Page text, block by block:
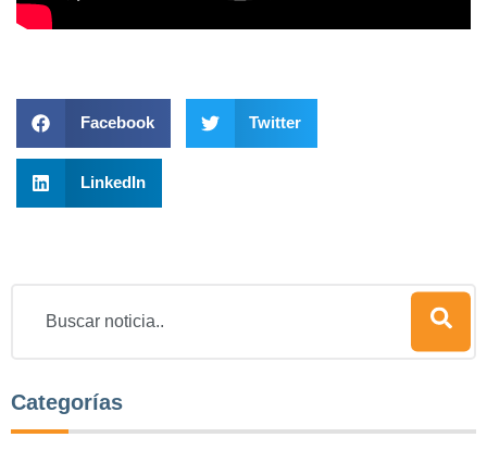
Facebook Twitter
LinkedIn
Categorías